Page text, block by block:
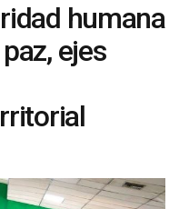
humana
ejes